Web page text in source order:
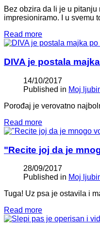
Bez obzira da li je u
impresioniramo. I u svemu
Read more
DIVA je postala
14/10/2017
Published in Moj
Porođaj je verovatno
Read more
"Recite joj da je
28/09/2017
Published in Moj
Tuga! Uz psa je ostavila i
Read more